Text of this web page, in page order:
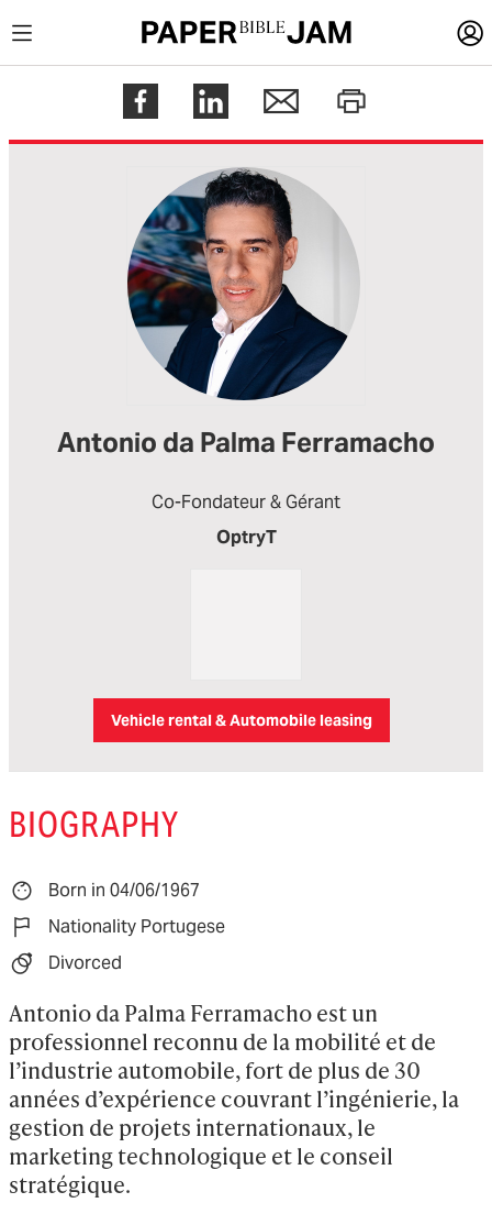
LOGIN
Register
Help
Antonio da Palma Ferramacho
Co-Fondateur & Gérant
OptryT
Vehicle rental & Automobile leasing
BIOGRAPHY
Born in 04/06/1967
Nationality Portugese
Divorced
Antonio da Palma Ferramacho est un
professionnel reconnu de la mobilité et de
l’industrie automobile, fort de plus de 30
années d’expérience couvrant l’ingénierie, la
gestion de projets internationaux, le
marketing technologique et le conseil
stratégique.